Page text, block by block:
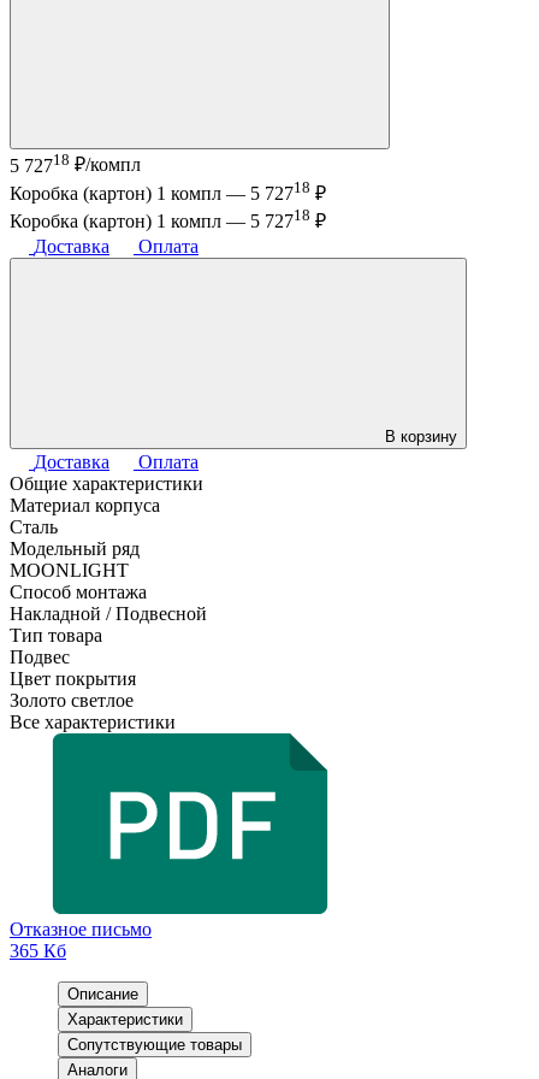
5 72718 ₽/компл
Коробка (картон) 1 компл — 5 72718 ₽
Коробка (картон) 1 компл — 5 72718 ₽
Доставка
Оплата
В корзину
Доставка
Оплата
Общие характеристики
Материал корпуса
Сталь
Модельный ряд
MOONLIGHT
Способ монтажа
Накладной / Подвесной
Тип товара
Подвес
Цвет покрытия
Золото светлое
Все характеристики
Отказное письмо
365 Кб
Описание
Характеристики
Сопутствующие товары
Аналоги